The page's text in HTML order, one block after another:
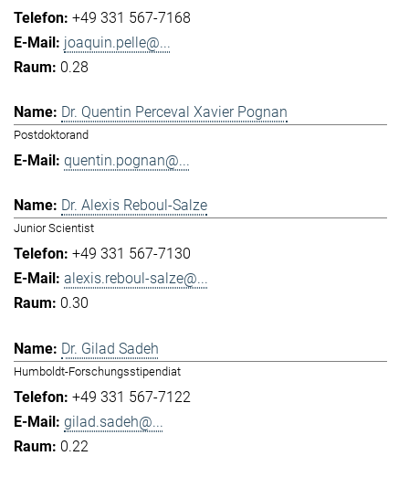
+49 331 567-7168
joaquin.pelle@...
0.28
Dr. Quentin Perceval Xavier Pognan
Postdoktorand
quentin.pognan@...
Dr. Alexis Reboul-Salze
Junior Scientist
+49 331 567-7130
alexis.reboul-salze@...
0.30
Dr. Gilad Sadeh
Humboldt-Forschungsstipendiat
+49 331 567-7122
gilad.sadeh@...
0.22